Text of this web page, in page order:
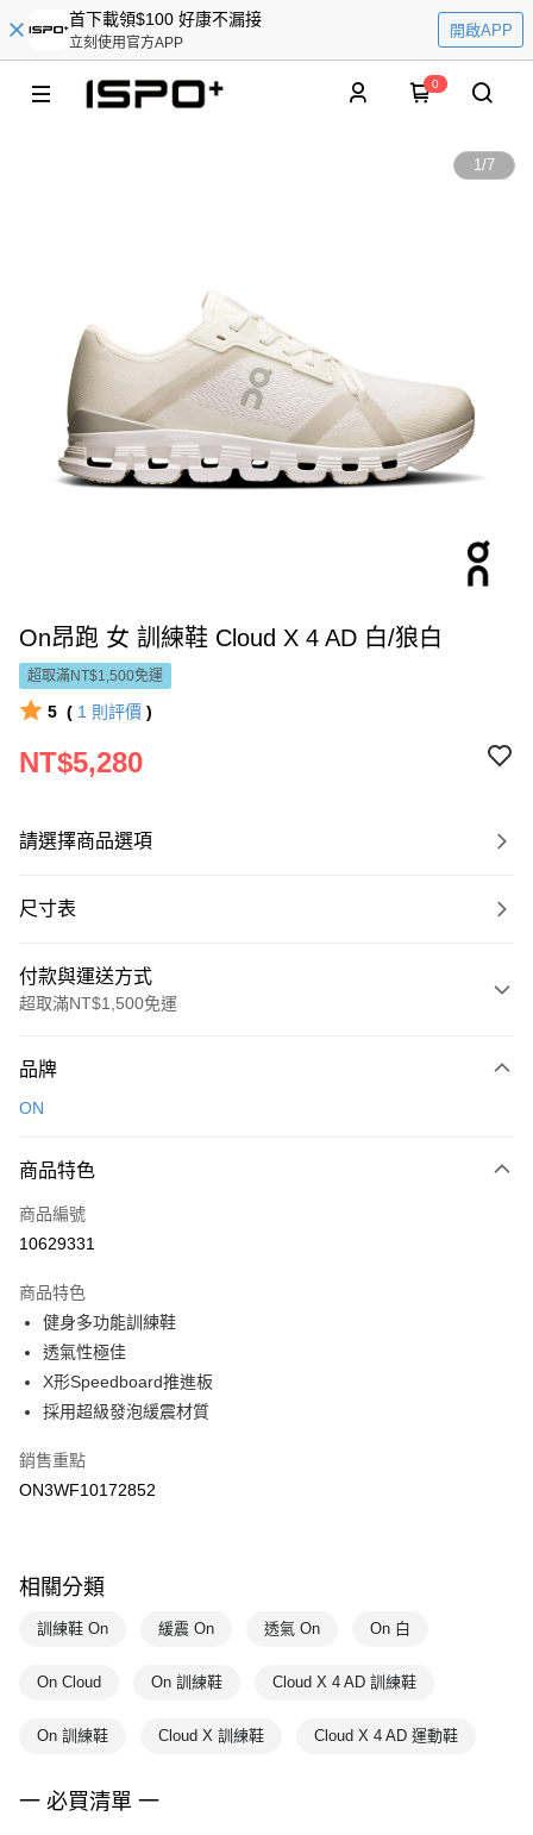
首下載領$100 好康不漏接
立刻使用官方APP
開啟APP
0
1/7
On昂跑 女 訓練鞋 Cloud X 4 AD 白/狼白
超取滿NT$1,500免運
5 ( 1 則評價 )
NT$5,280
請選擇商品選項
尺寸表
付款與運送方式
超取滿NT$1,500免運
信用卡一次付款
Apple Pay
悠遊付
7-11取貨(快速到店)
每筆NT$100，滿NT$1,500(含以上)免運費
宅配-本島
每筆NT$100，滿NT$1,500(含以上)免運費
品牌
ON
商品特色
商品編號
10629331
商品特色
健身多功能訓練鞋
透氣性極佳
X形Speedboard推進板
採用超級發泡緩震材質
銷售重點
ON3WF10172852
相關分類
訓練鞋 On 緩震 On 透氣 On On 白
On Cloud On 訓練鞋 Cloud X 4 AD 訓練鞋
On 訓練鞋 Cloud X 訓練鞋 Cloud X 4 AD 運動鞋
一 必買清單 一